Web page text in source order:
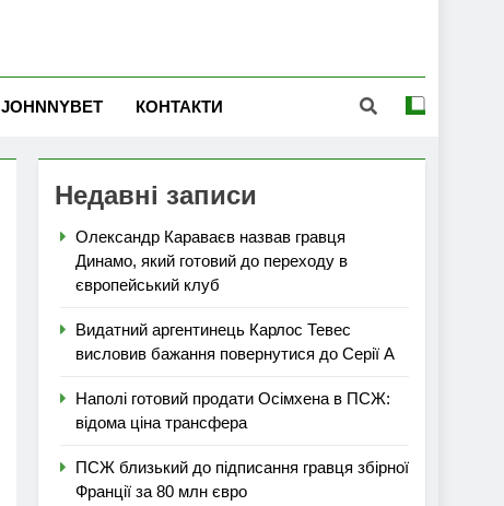
JOHNNYBET КОНТАКТИ
Недавні записи
Олександр Караваєв назвав гравця
Динамо, який готовий до переходу в
європейський клуб
Видатний аргентинець Карлос Тевес
висловив бажання повернутися до Серії А
Наполі готовий продати Осімхена в ПСЖ:
відома ціна трансфера
ПСЖ близький до підписання гравця збірної
Франції за 80 млн євро